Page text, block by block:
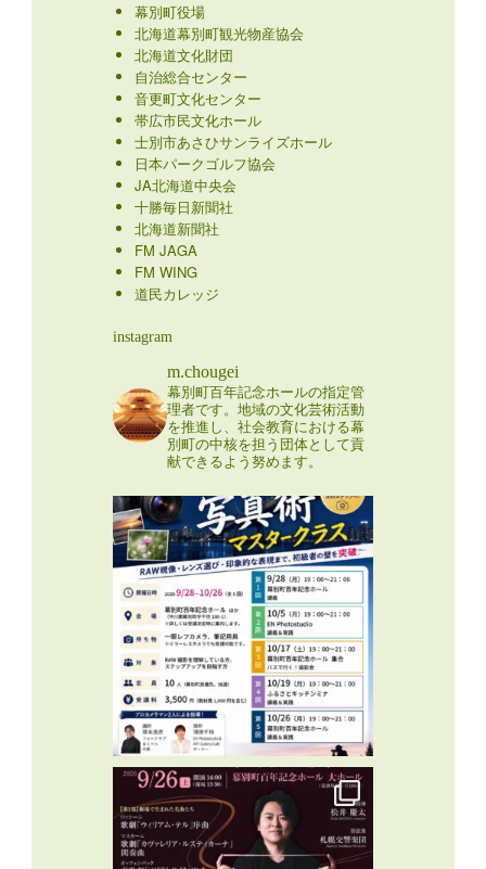
幕別町役場
北海道幕別町観光物産協会
北海道文化財団
自治総合センター
音更町文化センター
帯広市民文化ホール
士別市あさひサンライズホール
日本パークゴルフ協会
JA北海道中央会
十勝毎日新聞社
北海道新聞社
FM JAGA
FM WING
道民カレッジ
instagram
m.chougei
幕別町百年記念ホールの指定管
理者です。地域の文化芸術活動
を推進し、社会教育における幕
別町の中核を担う団体として貢
献できるよう努めます。